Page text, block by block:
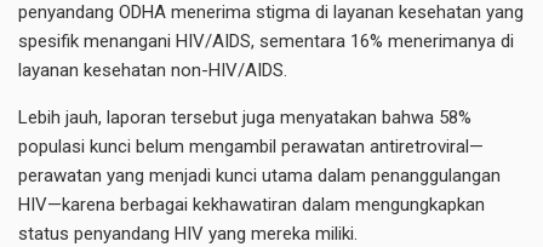
penyandang ODHA menerima stigma di layanan kesehatan yang
spesifik menangani HIV/AIDS, sementara 16% menerimanya di
layanan kesehatan non-HIV/AIDS.
Lebih jauh, laporan tersebut juga menyatakan bahwa 58%
populasi kunci belum mengambil perawatan antiretroviral—
perawatan yang menjadi kunci utama dalam penanggulangan
HIV—karena berbagai kekhawatiran dalam mengungkapkan
status penyandang HIV yang mereka miliki.